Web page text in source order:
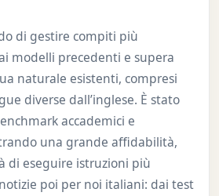
di gestire compiti più
modelli precedenti e supera
naturale esistenti, compresi
diverse dall’inglese. È stato
accademici e
una grande affidabilità,
di eseguire istruzioni più
poi per noi italiani: dai test